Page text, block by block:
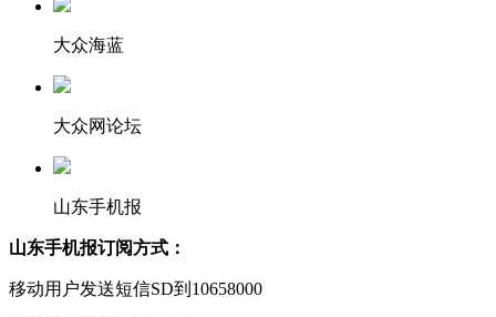
大众海蓝
大众网论坛
山东手机报
山东手机报订阅方式：
移动用户发送短信SD到10658000